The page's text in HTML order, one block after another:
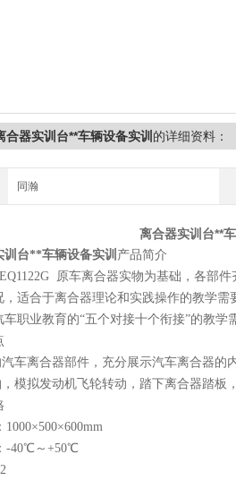
合器实训台**车辆设备实训 的详细资料：
同瀚
离合器实训台**
训台**车辆设备实训 产品简介
原车离合器实物为基础，各部
适合于离合器理论和实践操作的教学需
职业教育的“五个对接十个衔接”的教学
车离合器部件，充分展示汽车离合器的
模拟发动机飞轮转动，踏下离合器踏板
-40℃～+50℃